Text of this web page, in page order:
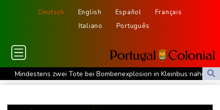
Deutsch English Español
Français
Italiano
Português
Mindestens zwei Tote bei Bombenexplosion in Kleinbus nahe
Damaskus